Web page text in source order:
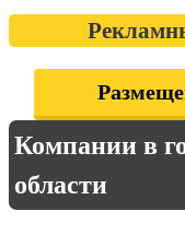
Компании в
области